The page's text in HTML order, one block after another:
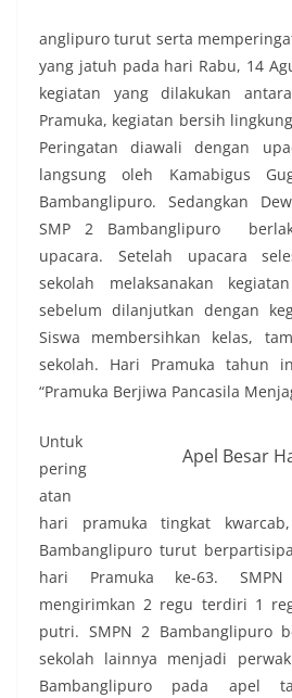
anglipuro turut serta
yang jatuh pada hari Rabu, 14
kegiatan yang dilakukan
Pramuka, kegiatan bersih
Peringatan diawali dengan
langsung oleh Kamabigus
Bambanglipuro. Sedangkan
SMP 2 Bambanglipuro
upacara. Setelah upacara
sekolah melaksanakan
sebelum dilanjutkan dengan
Siswa membersihkan kelas,
sekolah. Hari Pramuka tahun
“Pramuka Berjiwa Pancasila
Apel Besar
Untuk
pering
atan
hari pramuka tingkat
Bambanglipuro turut
hari Pramuka ke-63.
mengirimkan 2 regu terdiri 1
putri. SMPN 2 Bambanglipuro
sekolah lainnya menjadi
Bambanglipuro pada apel